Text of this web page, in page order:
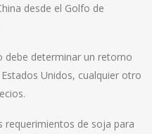
desde el Golfo de
debe determinar un retorno
Unidos, cualquier otro
requerimientos de soja para